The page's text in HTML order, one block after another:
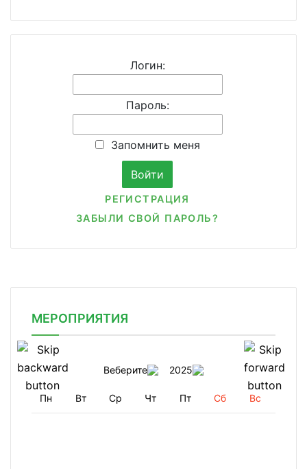
Логин:
Пароль:
Запомнить меня
РЕГИСТРАЦИЯ
ЗАБЫЛИ СВОЙ ПАРОЛЬ?
МЕРОПРИЯТИЯ
Веберите 2025
Пн Вт Ср Чт Пт Сб Вс